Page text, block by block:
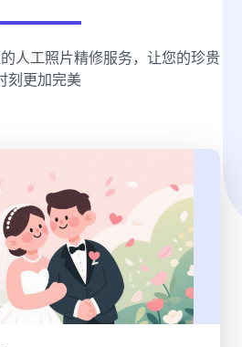
人工照片精修服务，让您的珍贵
刻更加完美